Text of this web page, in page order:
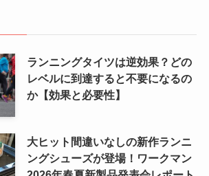
ランニングタイツは逆効果？どの
レベルに到達すると不要になるの
か【効果と必要性】
大ヒット間違いなしの新作ランニ
ングシューズが登場！ワークマン